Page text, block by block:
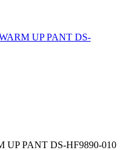
UP PANT DS-
UP PANT DS-HF9890-010